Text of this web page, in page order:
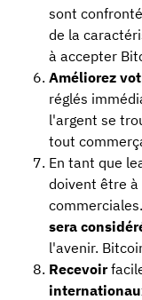
sont
de la
à accepter
Améliorez
réglés
l'argent se
tout
En tant que
doivent être à
sera
l'avenir.
Recevoir